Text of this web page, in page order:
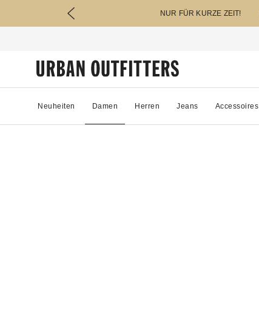
NUR FÜR KURZE ZEIT!
Neuheiten Damen Herren Jeans Accessoires